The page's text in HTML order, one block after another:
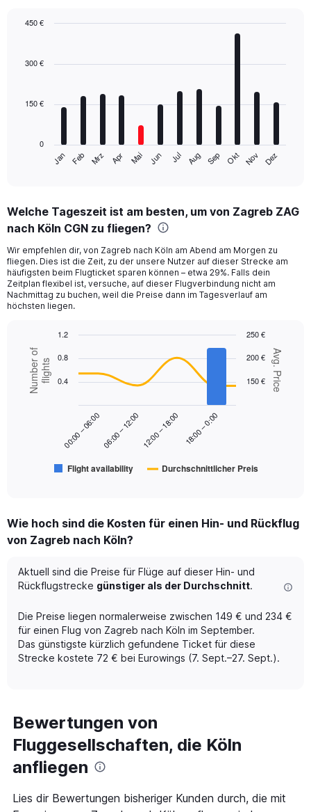
with
The
Range:
12
The
chart
has
1
Y
displaying
values.
Range:
Jan Feb Mrz Apr Mai Jun Jul Aug Sep Okt Nov Dez
0
150 €
300 €
450 €
Welche Tageszeit ist am besten, um von Zagreb ZAG
nach Köln CGN zu fliegen?
Wir empfehlen dir, von Zagreb nach Köln am Abend am Morgen zu
fliegen. Dies ist die Zeit, zu der unsere Nutzer auf dieser Strecke am
häufigsten beim Flugticket sparen können – etwa 29%. Falls dein
Zeitplan flexibel ist, versuche, auf dieser Flugverbindung nicht am
Nachmittag zu buchen, weil die Preise dann im Tagesverlauf am
höchsten liegen.
Combination
chart
with
data
categories.
Range:
categories.
The
chart
2
Y
axes
displaying
of
flights.
Chart
graphic.
Avg. Price
Number offlights
Flight availability Durchschnittlicher Preis
00:00 – 06:0006:00 – 12:00 12:00 – 18:00 18:00 – 0:00
150 €
200 €
250 €
0.4
0.8
1.2
Wie hoch sind die Kosten für einen Hin- und Rückflug
von Zagreb nach Köln?
Aktuell sind die Preise für Flüge auf dieser Hin- und
Rückflugstrecke günstiger als der Durchschnitt.
Die Preise liegen normalerweise zwischen 149 € und 234 €
für einen Flug von Zagreb nach Köln im September.
Das günstigste kürzlich gefundene Ticket für diese
Strecke kostete 72 € bei Eurowings (7. Sept.–27. Sept.).
Bewertungen von
Fluggesellschaften, die Köln
anfliegen
Lies dir Bewertungen bisheriger Kunden durch, die mit